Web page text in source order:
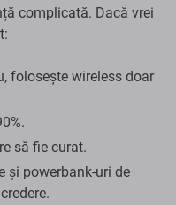
complicată. Dacă vrei
folosește wireless doar
să fie curat.
și powerbank-uri de